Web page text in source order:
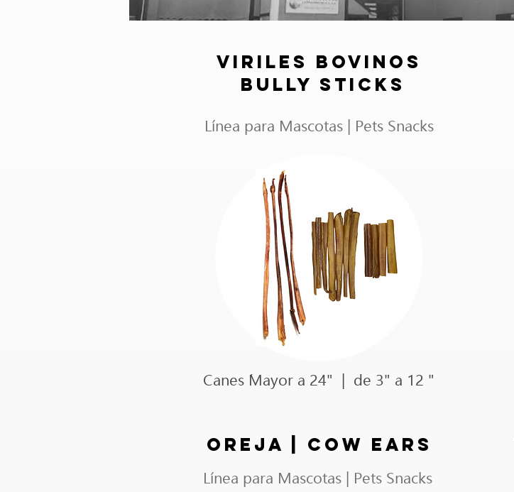
VIRILES BOVINOS
BULLY STICKS
Línea para Mascotas | Pets Snacks
Canes ´Mayor a 24" | de 3" a 12 "
OREJA | COW EARS
Línea para Mascotas | Pets Snacks